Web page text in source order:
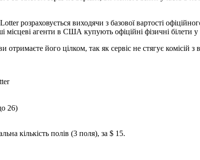
розраховується виходячи з базової вартості
місцеві агенти в США купують офіційні фізичні
його цілком, так як сервіс не стягує комісій
26)
кількість полів (3 поля), за $ 15.